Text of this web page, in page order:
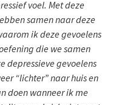
voel. Met deze
samen naar deze
ik deze gevoelens
die we samen
depressieve gevoelens
“lichter” naar huis en
doen wanneer ik me